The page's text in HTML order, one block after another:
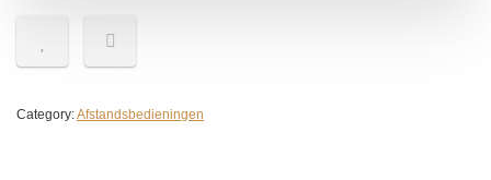
Category:Afstandsbedieningen